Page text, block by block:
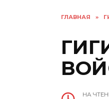
ГЛАВНАЯ »
НА